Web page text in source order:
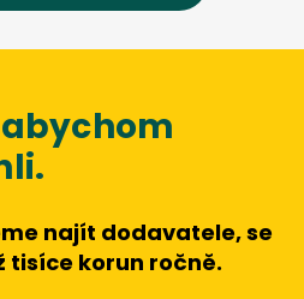
najít dodavatele, se
korun ročně.